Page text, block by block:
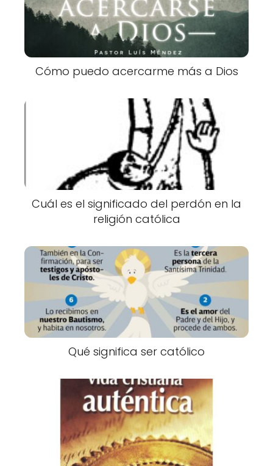
Cómo puedo acercarme más a Dios
Cuál es el significado del perdón en la
religión católica
Qué significa ser católico